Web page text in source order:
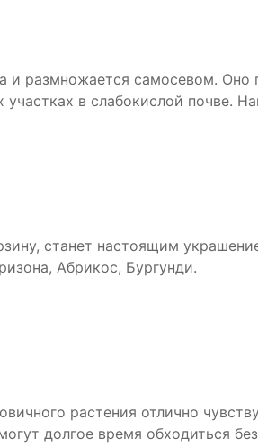
размножается самосевом.
в слабокислой почве.
станет настоящим
Абрикос, Бургунди.
растения отлично
долгое время обходиться